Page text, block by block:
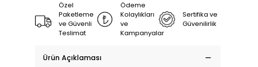
Özel
Paketleme
ve Güvenli
Teslimat
Ödeme
Kolaylıkları
ve
Kampanyalar
Sertifika ve
Güvenilirlik
Ürün Açıklaması